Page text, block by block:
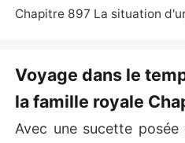
sponsable de la Bright
Voyage dans le
la famille royale
dans le temps et
Avec une sucette